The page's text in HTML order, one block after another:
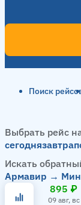
Поиск
Выбрать рейс
сегоднязавтра
Искать
Армавир →
895 ₽
09 авг, вс